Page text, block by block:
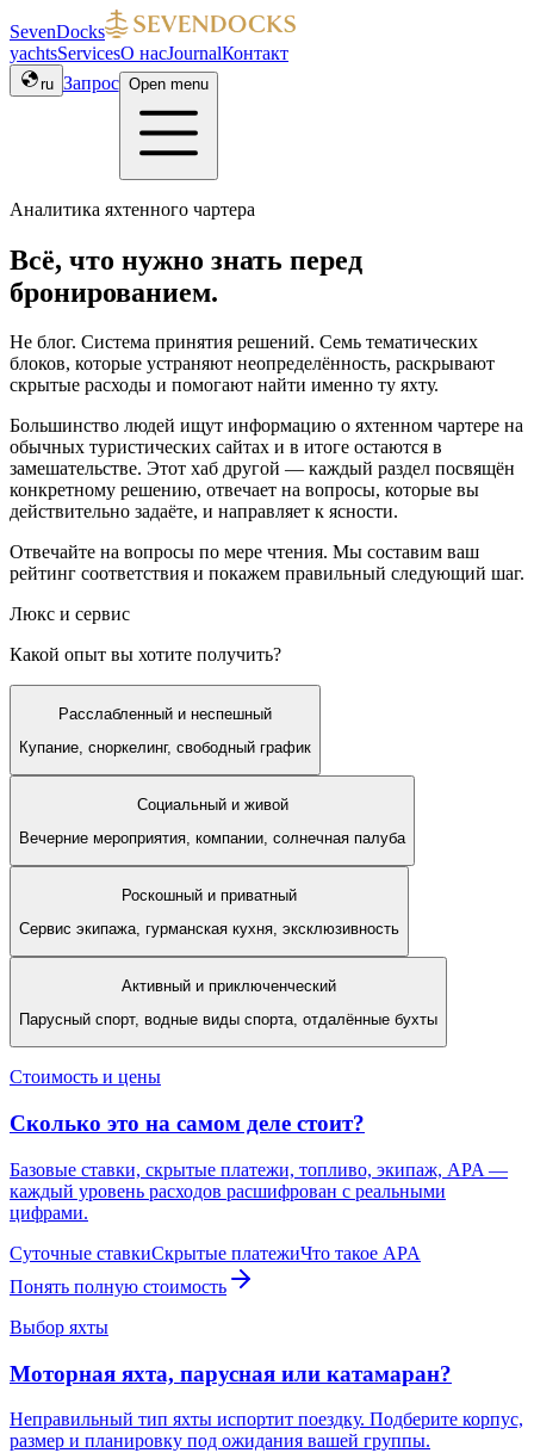
SevenDocks
yachtsServicesО насJournalКонтакт
ru Запрос Open menu
Аналитика яхтенного чартера
Всё, что нужно знать перед
бронированием.
Не блог. Система принятия решений. Семь тематических
блоков, которые устраняют неопределённость, раскрывают
скрытые расходы и помогают найти именно ту яхту.
Большинство людей ищут информацию о яхтенном чартере на
обычных туристических сайтах и в итоге остаются в
замешательстве. Этот хаб другой — каждый раздел посвящён
конкретному решению, отвечает на вопросы, которые вы
действительно задаёте, и направляет к ясности.
Отвечайте на вопросы по мере чтения. Мы составим ваш
рейтинг соответствия и покажем правильный следующий шаг.
Люкс и сервис
Какой опыт вы хотите получить?
Расслабленный и неспешный
Купание, сноркелинг, свободный график
Социальный и живой
Вечерние мероприятия, компании, солнечная палуба
Роскошный и приватный
Сервис экипажа, гурманская кухня, эксклюзивность
Активный и приключенческий
Парусный спорт, водные виды спорта, отдалённые бухты
Стоимость и цены
Сколько это на самом деле стоит?
Базовые ставки, скрытые платежи, топливо, экипаж, APA —
каждый уровень расходов расшифрован с реальными
цифрами.
Суточные ставкиСкрытые платежиЧто такое APA
Понять полную стоимость
Выбор яхты
Моторная яхта, парусная или катамаран?
Неправильный тип яхты испортит поездку. Подберите корпус,
размер и планировку под ожидания вашей группы.